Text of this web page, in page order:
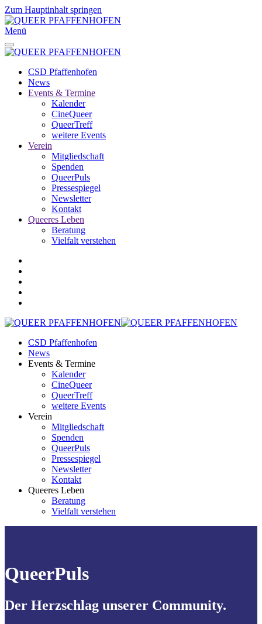
Zum Hauptinhalt springen
Menü
CSD Pfaffenhofen
News
Events & Termine
Kalender
CineQueer
QueerTreff
weitere Events
Verein
Mitgliedschaft
Spenden
QueerPuls
Pressespiegel
Newsletter
Kontakt
Queeres Leben
Beratung
Vielfalt verstehen
CSD Pfaffenhofen
News
Events & Termine
Kalender
CineQueer
QueerTreff
weitere Events
Verein
Mitgliedschaft
Spenden
QueerPuls
Pressespiegel
Newsletter
Kontakt
Queeres Leben
Beratung
Vielfalt verstehen
QueerPuls
Der Herzschlag unserer Community.